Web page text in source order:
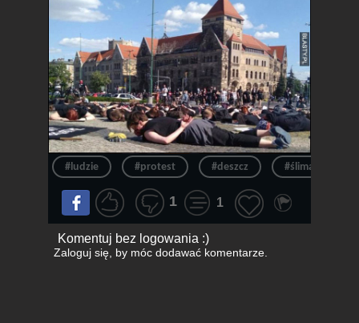
#ludzie #protest #deszcz #ślimak
1 1
Komentuj bez logowania :)
Zaloguj się, by móc dodawać komentarze.